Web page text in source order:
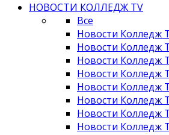
НОВОСТИ КОЛЛЕДЖ TV
Все
Новости Колледж
Новости Колледж
Новости Колледж
Новости Колледж
Новости Колледж
Новости Колледж
Новости Колледж
Новости Колледж